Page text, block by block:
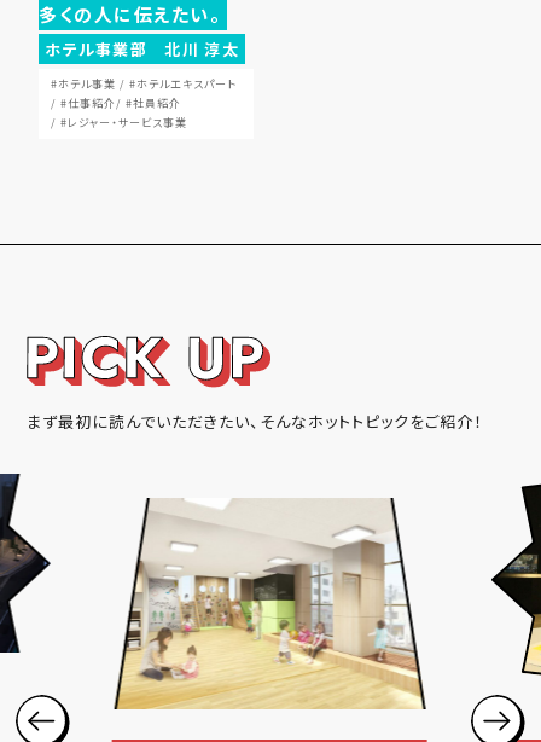
多くの人に伝えたい。
ホテル事業部 北川 淳太
#ホテル事業
#ホテルエキスパート
#仕事紹介
#社員紹介
#レジャー・サービス事業
まず最初に読んでいただきたい、そんなホットトピックをご紹介！